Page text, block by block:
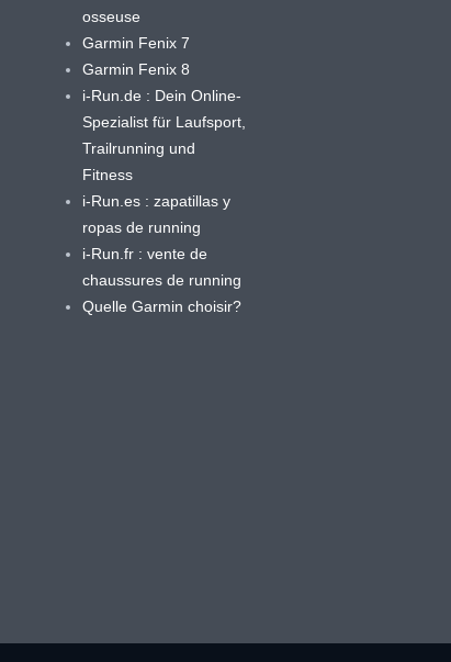
osseuse
Garmin Fenix 7
Garmin Fenix 8
i-Run.de : Dein Online-
Spezialist für Laufsport,
Trailrunning und
Fitness
i-Run.es : zapatillas y
ropas de running
i-Run.fr : vente de
chaussures de running
Quelle Garmin choisir?